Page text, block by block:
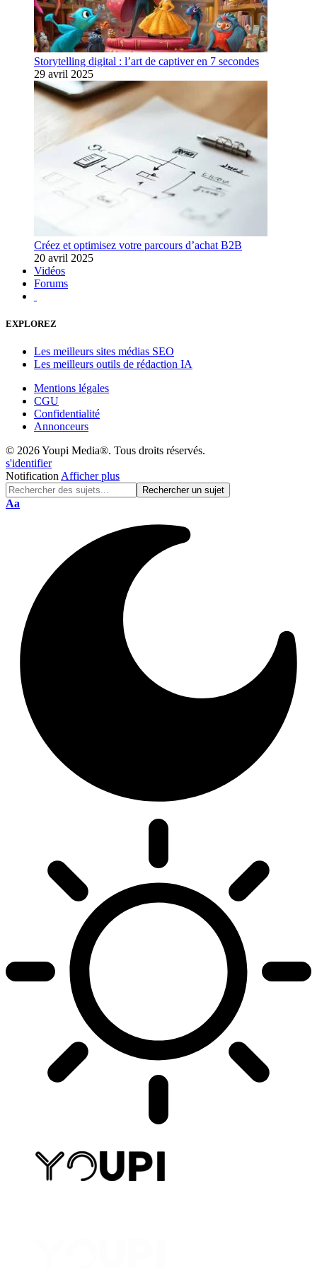
Storytelling digital : l’art de captiver en 7 secondes
29 avril 2025
Créez et optimisez votre parcours d’achat B2B
20 avril 2025
Vidéos
Forums
EXPLOREZ
Les meilleurs sites médias SEO
Les meilleurs outils de rédaction IA
Mentions légales
CGU
Confidentialité
Annonceurs
© 2026 Youpi Media®. Tous droits réservés.
s'identifier
Notification Afficher plus
Réinitialisation
Aa